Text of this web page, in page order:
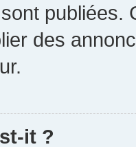
publiées.
des
it ?